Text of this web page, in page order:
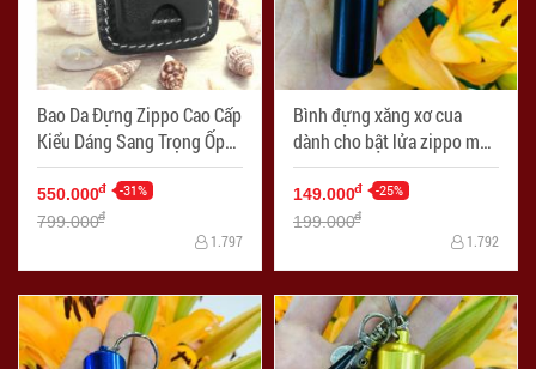
Bao Da Đựng Zippo Cao Cấp
Kiểu Dáng Sang Trọng Ốp
Hình
550.000đ -31%
799.000đ
1.797
Bình đựng xăng xơ cua
dành cho bật lửa zippo màu
đen
149.000đ -25%
199.000đ
1.792